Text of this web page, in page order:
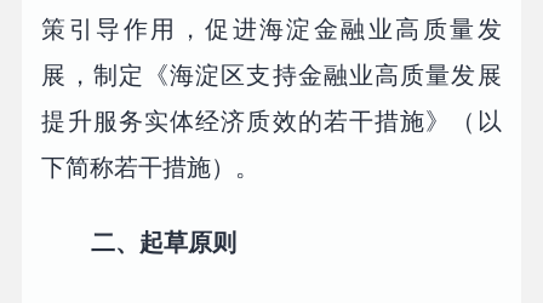
策引导作用，促进海淀金融业高质量发
展，制定《海淀区支持金融业高质量发展
提升服务实体经济质效的若干措施》（以
下简称若干措施）。
二、起草原则